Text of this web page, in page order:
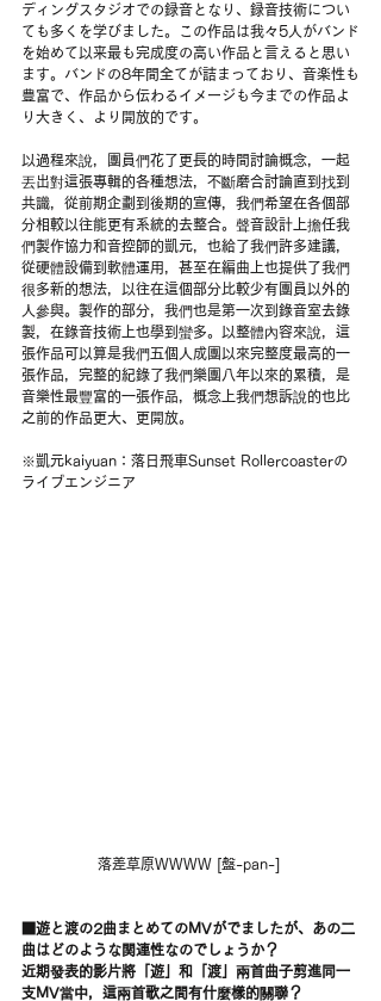
ディングスタジオでの録音となり、録音技術につい
ても多くを学びました。この作品は我々5人がバンド
を始めて以来最も完成度の高い作品と言えると思い
ます。バンドの8年間全てが詰まっており、音楽性も
豊富で、作品から伝わるイメージも今までの作品よ
り大きく、より開放的です。
以過程來說，團員們花了更長的時間討論概念，一起
丟出對這張專輯的各種想法，不斷磨合討論直到找到
共識，從前期企劃到後期的宣傳，我們希望在各個部
分相較以往能更有系統的去整合。聲音設計上擔任我
們製作協力和音控師的凱元，也給了我們許多建議，
從硬體設備到軟體運用，甚至在編曲上也提供了我們
很多新的想法，以往在這個部分比較少有團員以外的
人參與。製作的部分，我們也是第一次到錄音室去錄
製，在錄音技術上也學到蠻多。以整體內容來說，這
張作品可以算是我們五個人成團以來完整度最高的一
張作品，完整的紀錄了我們樂團八年以來的累積，是
音樂性最豐富的一張作品，概念上我們想訴說的也比
之前的作品更大、更開放。
※凱元kaiyuan：落日飛車Sunset Rollercoasterの
ライブエンジニア
落差草原WWWW [盤-pan-]
■遊と渡の2曲まとめてのMVがでましたが、あの二
曲はどのような関連性なのでしょうか？
近期發表的影片將「遊」和「渡」兩首曲子剪進同一
支MV當中，這兩首歌之間有什麼樣的關聯？